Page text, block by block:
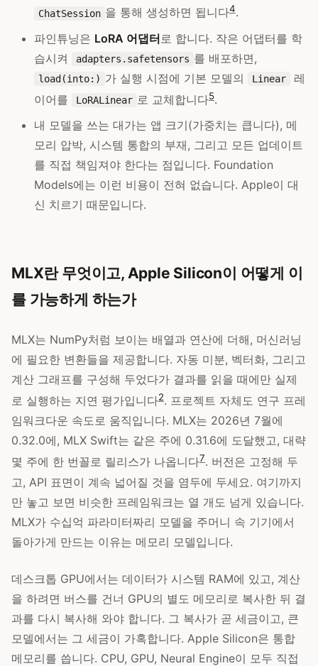
ChatSession 을 통해 생성하면 됩니다4.
파인튜닝은 LoRA 어댑터 로 합니다. 작은 어댑터를 학
습시켜
adapters.safetensors 를 배포하면,
load(into:) 가 실행 시점에 기본 모델의 Linear
레
이어를
LoRALinear 로 교체합니다5.
내 모델을 쓰는 대가는 앱 크기(가중치는 큽니다), 메
모리 압박, 시스템 통합의 부재, 그리고 모든 업데이트
를 직접 책임져야 한다는 점입니다. Foundation
Models에는 이런 비용이 전혀 없습니다. Apple이 대
신 치르기 때문입니다.
MLX란 무엇이고, Apple Silicon이 어떻게 이
를 가능하게 하는가
MLX는 NumPy처럼 보이는 배열과 연산에 더해, 머신러닝
에 필요한 변환들을 제공합니다. 자동 미분, 벡터화, 그리고
계산 그래프를 구성해 두었다가 결과를 읽을 때에만 실제
로 실행하는 지연 평가입니다2. 프로젝트 자체도 연구 프레
임워크다운 속도로 움직입니다. MLX는 2026년 7월에
0.32.0에, MLX Swift는 같은 주에 0.31.6에 도달했고, 대략
몇 주에 한 번꼴로 릴리스가 나옵니다7. 버전은 고정해 두
고, API 표면이 계속 넓어질 것을 염두에 두세요. 여기까지
만 놓고 보면 비슷한 프레임워크는 열 개도 넘게 있습니다.
MLX가 수십억 파라미터짜리 모델을 주머니 속 기기에서
돌아가게 만드는 이유는 메모리 모델입니다.
데스크톱 GPU에서는 데이터가 시스템 RAM에 있고, 계산
을 하려면 버스를 건너 GPU의 별도 메모리로 복사한 뒤 결
과를 다시 복사해 와야 합니다. 그 복사가 곧 세금이고, 큰
모델에서는 그 세금이 가혹합니다. Apple Silicon은 통합
메모리를 씁니다. CPU, GPU, Neural Engine이 모두 직접